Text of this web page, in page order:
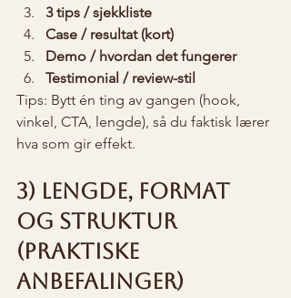
3 tips / sjekkliste
Case / resultat (kort)
Demo / hvordan det fungerer
Testimonial / review-stil
Tips: Bytt én ting av gangen (hook,
vinkel, CTA, lengde), så du faktisk lærer
hva som gir effekt.
3) Lengde, format
og struktur
(praktiske
anbefalinger)